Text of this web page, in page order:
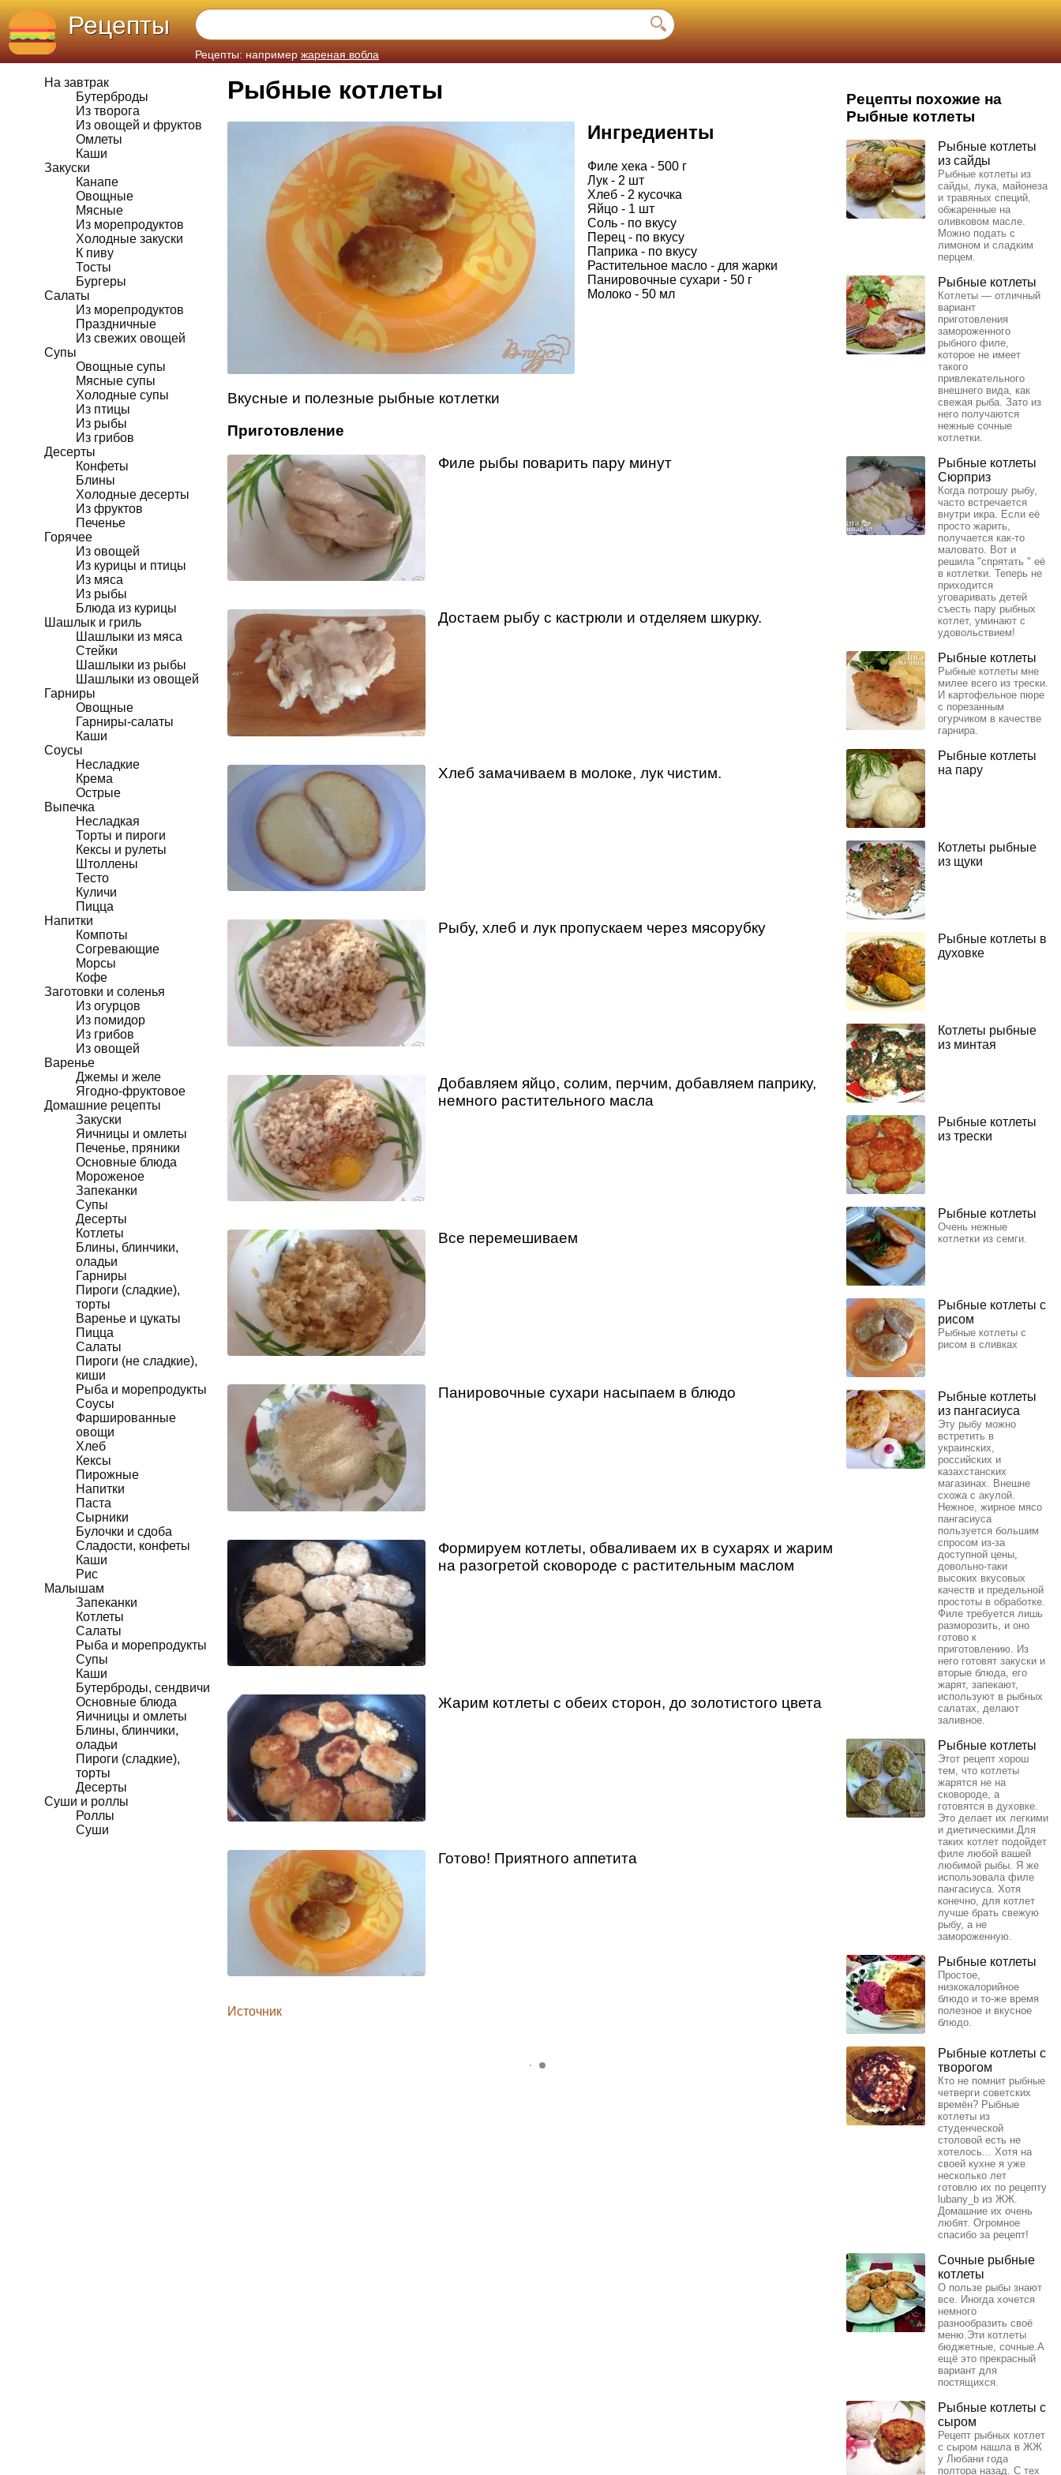
Рецепты
Рецепты: например жареная вобла
На завтрак
Бутерброды
Из творога
Из овощей и фруктов
Омлеты
Каши
Закуски
Канапе
Овощные
Мясные
Из морепродуктов
Холодные закуски
К пиву
Тосты
Бургеры
Салаты
Из морепродуктов
Праздничные
Из свежих овощей
Супы
Овощные супы
Мясные супы
Холодные супы
Из птицы
Из рыбы
Из грибов
Десерты
Конфеты
Блины
Холодные десерты
Из фруктов
Печенье
Горячее
Из овощей
Из курицы и птицы
Из мяса
Из рыбы
Блюда из курицы
Шашлык и гриль
Шашлыки из мяса
Стейки
Шашлыки из рыбы
Шашлыки из овощей
Гарниры
Овощные
Гарниры-салаты
Каши
Соусы
Несладкие
Крема
Острые
Выпечка
Несладкая
Торты и пироги
Кексы и рулеты
Штоллены
Тесто
Куличи
Пицца
Напитки
Компоты
Согревающие
Морсы
Кофе
Заготовки и соленья
Из огурцов
Из помидор
Из грибов
Из овощей
Варенье
Джемы и желе
Ягодно-фруктовое
Домашние рецепты
Закуски
Яичницы и омлеты
Печенье, пряники
Основные блюда
Мороженое
Запеканки
Супы
Десерты
Котлеты
Блины, блинчики,
оладьи
Гарниры
Пироги (сладкие),
торты
Варенье и цукаты
Пицца
Салаты
Пироги (не сладкие),
киши
Рыба и морепродукты
Соусы
Фаршированные
овощи
Хлеб
Кексы
Пирожные
Напитки
Паста
Сырники
Булочки и сдоба
Сладости, конфеты
Каши
Рис
Малышам
Запеканки
Котлеты
Салаты
Рыба и морепродукты
Супы
Каши
Бутерброды, сендвичи
Основные блюда
Яичницы и омлеты
Блины, блинчики,
оладьи
Пироги (сладкие),
торты
Десерты
Суши и роллы
Роллы
Суши
Рыбные котлеты
Ингредиенты
Филе хека - 500 г
Лук - 2 шт
Хлеб - 2 кусочка
Яйцо - 1 шт
Соль - по вкусу
Перец - по вкусу
Паприка - по вкусу
Растительное масло - для жарки
Панировочные сухари - 50 г
Молоко - 50 мл
Вкусные и полезные рыбные котлетки
Приготовление
Филе рыбы поварить пару минут
Достаем рыбу с кастрюли и отделяем шкурку.
Хлеб замачиваем в молоке, лук чистим.
Рыбу, хлеб и лук пропускаем через мясорубку
Добавляем яйцо, солим, перчим, добавляем паприку,
немного растительного масла
Все перемешиваем
Панировочные сухари насыпаем в блюдо
Формируем котлеты, обваливаем их в сухарях и жарим
на разогретой сковороде с растительным маслом
Жарим котлеты с обеих сторон, до золотистого цвета
Готово! Приятного аппетита
Источник
Рецепты похожие на
Рыбные котлеты
Рыбные котлеты
из сайды
Рыбные котлеты из
сайды, лука, майонеза
и травяных специй,
обжаренные на
оливковом масле.
Можно подать с
лимоном и сладким
перцем.
Рыбные котлеты
Котлеты — отличный
вариант
приготовления
замороженного
рыбного филе,
которое не имеет
такого
привлекательного
внешнего вида, как
свежая рыба. Зато из
него получаются
нежные сочные
котлетки.
Рыбные котлеты
Сюрприз
Когда потрошу рыбу,
часто встречается
внутри икра. Если её
просто жарить,
получается как-то
маловато. Вот и
решила "спрятать " её
в котлетки. Теперь не
приходится
уговаривать детей
съесть пару рыбных
котлет, уминают с
удовольствием!
Рыбные котлеты
Рыбные котлеты мне
милее всего из трески.
И картофельное пюре
с порезанным
огурчиком в качестве
гарнира.
Рыбные котлеты
на пару
Котлеты рыбные
из щуки
Рыбные котлеты в
духовке
Котлеты рыбные
из минтая
Рыбные котлеты
из трески
Рыбные котлеты
Очень нежные
котлетки из семги.
Рыбные котлеты с
рисом
Рыбные котлеты с
рисом в сливках
Рыбные котлеты
из пангасиуса
Эту рыбу можно
встретить в
украинских,
российских и
казахстанских
магазинах. Внешне
схожа с акулой.
Нежное, жирное мясо
пангасиуса
пользуется большим
спросом из-за
доступной цены,
довольно-таки
высоких вкусовых
качеств и предельной
простоты в обработке.
Филе требуется лишь
разморозить, и оно
готово к
приготовлению. Из
него готовят закуски и
вторые блюда, его
жарят, запекают,
используют в рыбных
салатах, делают
заливное.
Рыбные котлеты
Этот рецепт хорош
тем, что котлеты
жарятся не на
сковороде, а
готовятся в духовке.
Это делает их легкими
и диетическими.Для
таких котлет подойдет
филе любой вашей
любимой рыбы. Я же
использовала филе
пангасиуса. Хотя
конечно, для котлет
лучше брать свежую
рыбу, а не
замороженную.
Рыбные котлеты
Простое,
низкокалорийное
блюдо и то-же время
полезное и вкусное
блюдо.
Рыбные котлеты с
творогом
Кто не помнит рыбные
четверги советских
времён? Рыбные
котлеты из
студенческой
столовой есть не
хотелось... Хотя на
своей кухне я уже
несколько лет
готовлю их по рецепту
lubany_b из ЖЖ.
Домашние их очень
любят. Огромное
спасибо за рецепт!
Сочные рыбные
котлеты
О пользе рыбы знают
все. Иногда хочется
немного
разнообразить своё
меню.Эти котлеты
бюджетные, сочные.А
ещё это прекрасный
вариант для
постящихся.
Рыбные котлеты с
сыром
Рецепт рыбных котлет
с сыром нашла в ЖЖ
у Любани года
полтора назад. С тех